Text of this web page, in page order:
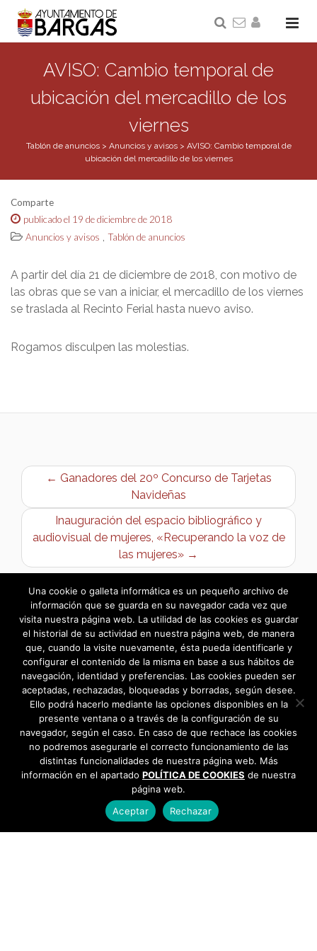
AVISO: Cambio temporal de
ubicación del mercadillo de los
viernes
Tablón de anuncios> Anuncios y avisos> AVISO: Cambio temporal de
ubicación del mercadillo de los viernes
Comparte
publicado el 19 de diciembre de 2018
Anuncios y avisos , Tablón de anuncios
A partir del día 21 de diciembre de 2018, con motivo de
las obras que se van a iniciar, el mercadillo de los viernes
se traslada al Recinto Ferial hasta nuevo aviso.
Rogamos disculpen las molestias.
← Ganadores del 20º Concurso de Tarjetas
Navideñas
Inauguración del espacio bibliográfico y
audiovisual de mujeres, «Recuperando la voz de
las mujeres» →
Una cookie o galleta informática es un pequeño archivo de
información que se guarda en su navegador cada vez que
visita nuestra página web. La utilidad de las cookies es guardar
el historial de su actividad en nuestra página web, de manera
que, cuando la visite nuevamente, ésta pueda identificarle y
configurar el contenido de la misma en base a sus hábitos de
navegación, identidad y preferencias. Las cookies pueden ser
aceptadas, rechazadas, bloqueadas y borradas, según desee.
Ello podrá hacerlo mediante las opciones disponibles en la
presente ventana o a través de la configuración de su
navegador, según el caso. En caso de que rechace las cookies
no podremos asegurarle el correcto funcionamiento de las
distintas funcionalidades de nuestra página web. Más
información en el apartado POLÍTICA DE COOKIES de nuestra
página web.
Aceptar
Rechazar